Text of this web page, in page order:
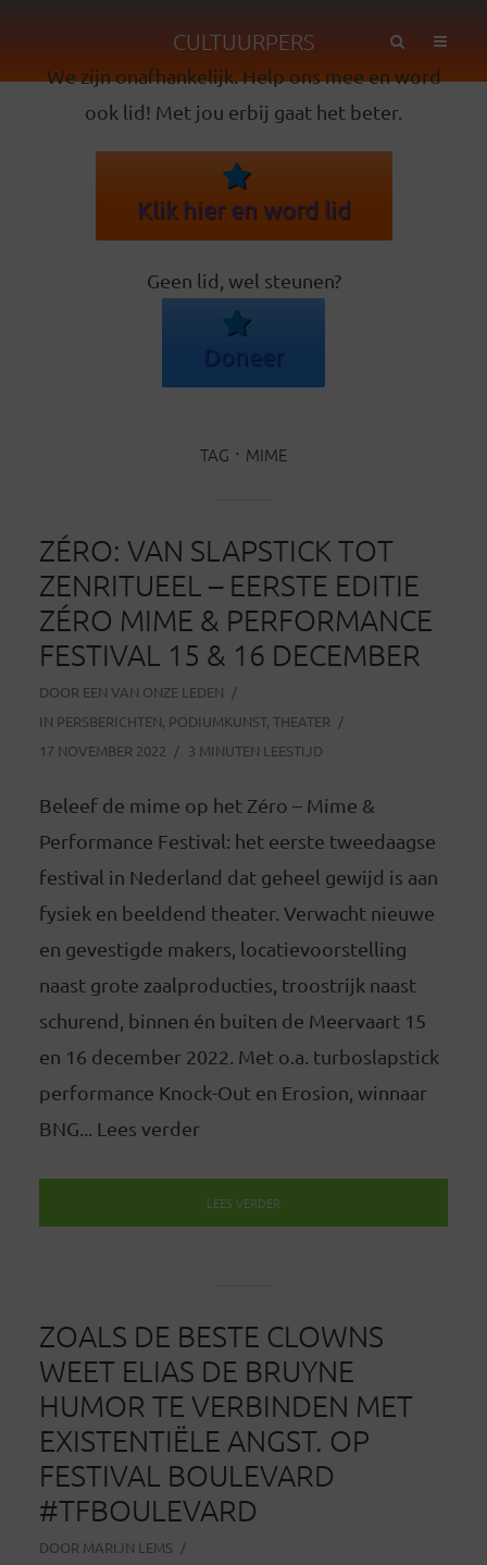
CULTUURPERS
We zijn onafhankelijk. Help ons mee en word
ook lid! Met jou erbij gaat het beter.
Klik hier en word lid
Geen lid, wel steunen?
Doneer
TAG MIME
ZÉRO: VAN SLAPSTICK TOT
ZENRITUEEL – EERSTE EDITIE
ZÉRO MIME & PERFORMANCE
FESTIVAL 15 & 16 DECEMBER
DOOR EEN VAN ONZE LEDEN
IN PERSBERICHTEN, PODIUMKUNST, THEATER
17 NOVEMBER 2022
3 MINUTEN LEESTIJD
Beleef de mime op het Zéro – Mime &
Performance Festival: het eerste tweedaagse
festival in Nederland dat geheel gewijd is aan
fysiek en beeldend theater. Verwacht nieuwe
en gevestigde makers, locatievoorstelling
naast grote zaalproducties, troostrijk naast
schurend, binnen én buiten de Meervaart 15
en 16 december 2022. Met o.a. turboslapstick
performance Knock-Out en Erosion, winnaar
BNG... Lees verder
LEES VERDER
ZOALS DE BESTE CLOWNS
WEET ELIAS DE BRUYNE
HUMOR TE VERBINDEN MET
EXISTENTIËLE ANGST. OP
FESTIVAL BOULEVARD
#TFBOULEVARD
DOOR MARIJN LEMS